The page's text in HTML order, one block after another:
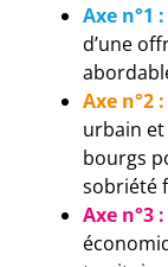
Axe n°1 :
d’une
Axe n°2 :
urbain
bourgs
sobriété
Axe n°3 :